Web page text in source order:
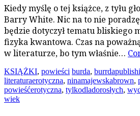
Kiedy myślę o tej książce, z tyłu
Barry White. Nic na to nie
będzie dotyczył tematu bliskiego
fizyka kwantowa. Czas na
w literaturze, bo tym właśnie…
KSIĄŻKI, powieści burda,
literaturaerotyczna, ninamajewskabrown,
powieśćerotyczna, tylkodladorosłych,
wiek